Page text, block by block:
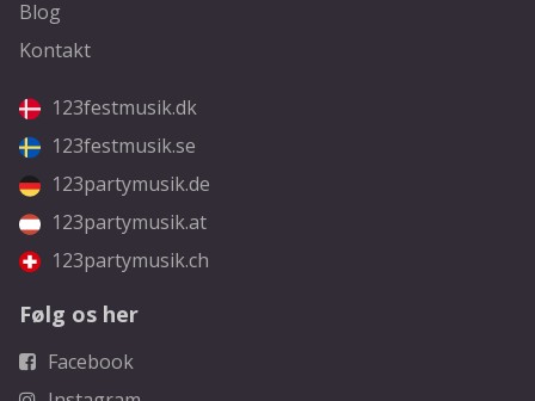
Blog
Kontakt
123festmusik.dk
123festmusik.se
123partymusik.de
123partymusik.at
123partymusik.ch
Følg os her
Facebook